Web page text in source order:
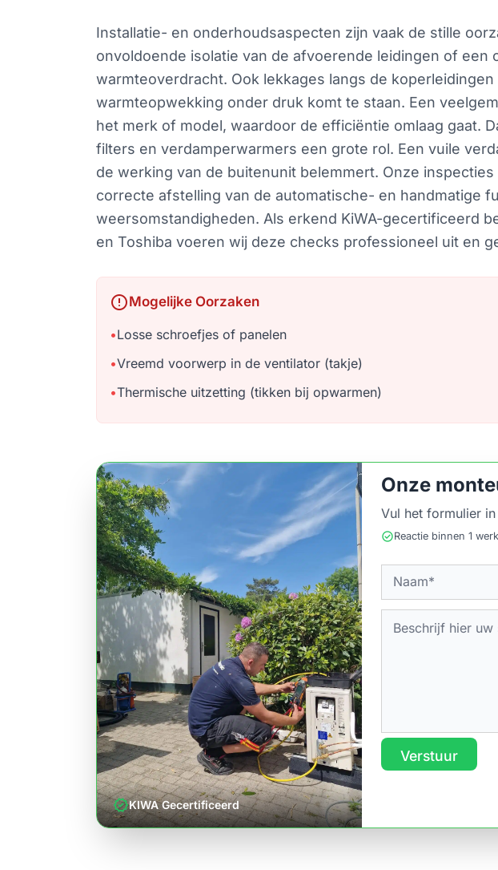
Installatie- en onderhoudsaspecten zijn vaak de stille
onvoldoende isolatie van de afvoerende leidingen of
warmteoverdracht. Ook lekkages langs de
warmteopwekking onder druk komt te staan. Een
het merk of model, waardoor de efficiëntie omlaag gaat.
filters en verdamperwarmers een grote rol. Een vuile
de werking van de buitenunit belemmert. Onze
correcte afstelling van de automatische- en handmatige
weersomstandigheden. Als erkend KiWA-gecertificeerd
en Toshiba voeren wij deze checks professioneel uit en
errorMogelijke Oorzaken
•Losse schroefjes of panelen
•Vreemd voorwerp in de ventilator (takje)
•Thermische uitzetting (tikken bij opwarmen)
verifiedKIWA Gecertificeerd
Onze
Vul het formulier
check_circleReactie binnen 1
Verstuur